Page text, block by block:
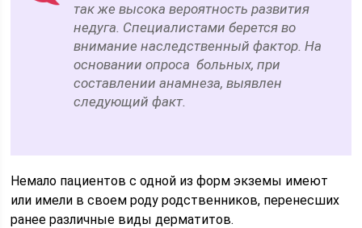
так же высока вероятность развития
недуга. Специалистами берется во
внимание наследственный фактор. На
основании опроса больных, при
составлении анамнеза, выявлен
следующий факт.
Немало пациентов с одной из форм экземы имеют
или имели в своем роду родственников, перенесших
ранее различные виды дерматитов.